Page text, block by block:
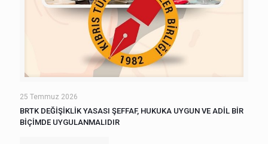
25 Temmuz 2026
BRTK DEĞİŞİKLİK YASASI ŞEFFAF, HUKUKA UYGUN VE ADİL BİR
BİÇİMDE UYGULANMALIDIR